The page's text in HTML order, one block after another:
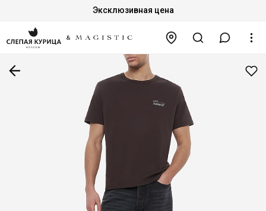
Эксклюзивная цена